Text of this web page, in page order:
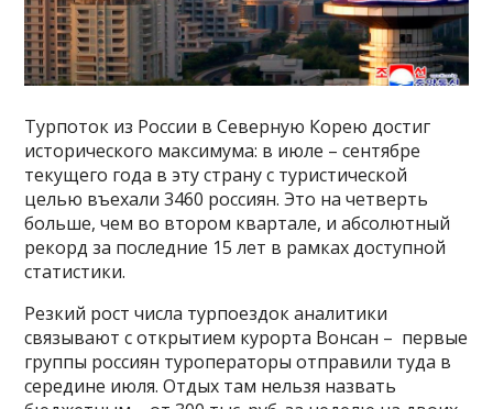
Турпоток из России в Северную Корею достиг
исторического максимума: в июле – сентябре
текущего года в эту страну с туристической
целью въехали 3460 россиян. Это на четверть
больше, чем во втором квартале, и абсолютный
рекорд за последние 15 лет в рамках доступной
статистики.
Резкий рост числа турпоездок аналитики
связывают с открытием курорта Вонсан – первые
группы россиян туроператоры отправили туда в
середине июля. Отдых там нельзя назвать